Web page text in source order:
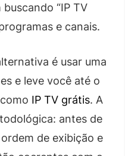
“IP TV
e canais.
é usar uma
e leve você até o
IP TV grátis. A
antes de
de exibição e